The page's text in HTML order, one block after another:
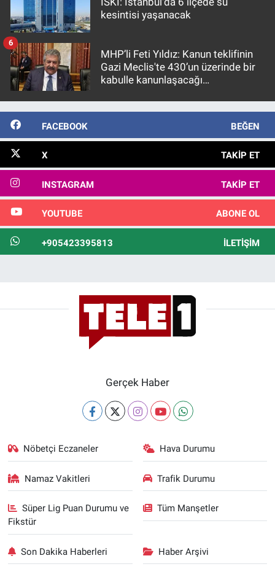
kesintisi yaşanacak
MHP’li Feti Yıldız: Kanun teklifinin
Gazi Meclis'te 430’un üzerinde bir
kabulle kanunlaşacağı
6
FACEBOOK BEĞEN
X TAKIP ET
INSTAGRAM TAKIP ET
YOUTUBE ABONE OL
+905423395813 İLETIŞIM
Gerçek Haber
Nöbetçi Eczaneler Hava Durumu
Namaz Vakitleri Trafik Durumu
Süper Lig Puan Durumu ve
Fikstür
Tüm Manşetler
Son Dakika Haberleri Haber Arşivi